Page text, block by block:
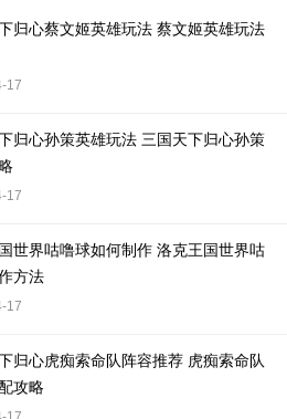
归心蔡文姬英雄玩法 蔡文姬英雄玩法
17
归心孙策英雄玩法 三国天下归心孙策
17
世界咕噜球如何制作 洛克王国世界咕
方法
17
归心虎痴索命队阵容推荐 虎痴索命队
攻略